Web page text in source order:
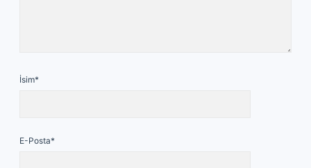
İsim*
E-Posta*